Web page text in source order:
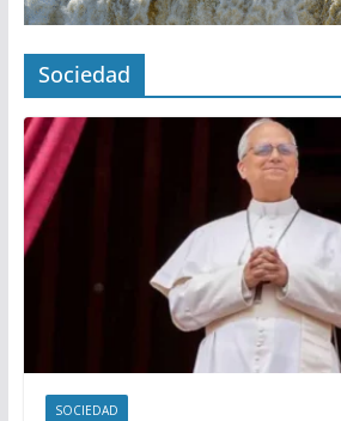
Sociedad
SOCIEDAD